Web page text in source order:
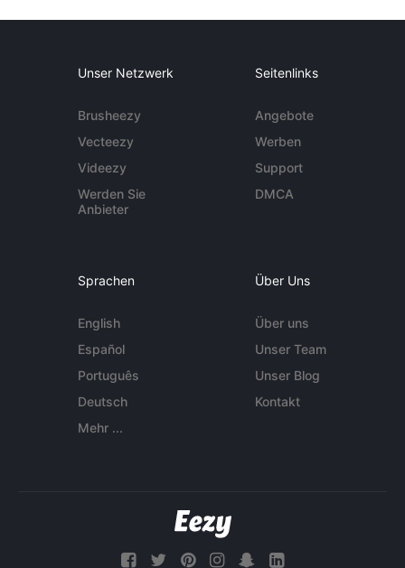
Unser Netzwerk
Brusheezy
Vecteezy
Videezy
Werden Sie
Anbieter
Seitenlinks
Angebote
Werben
Support
DMCA
Sprachen
English
Español
Português
Deutsch
Mehr ...
Über Uns
Über uns
Unser Team
Unser Blog
Kontakt